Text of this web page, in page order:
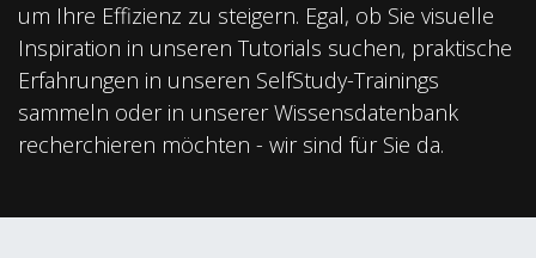
um Ihre Effizienz zu steigern. Egal, ob Sie visuelle
Inspiration in unseren Tutorials suchen, praktische
Erfahrungen in unseren SelfStudy-Trainings
sammeln oder in unserer Wissensdatenbank
recherchieren möchten - wir sind für Sie da.